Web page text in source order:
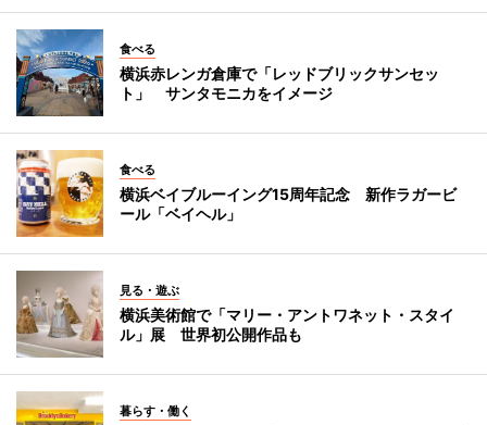
食べる
横浜赤レンガ倉庫で「レッドブリックサンセッ
ト」 サンタモニカをイメージ
食べる
横浜ベイブルーイング15周年記念 新作ラガービ
ール「ベイヘル」
見る・遊ぶ
横浜美術館で「マリー・アントワネット・スタイ
ル」展 世界初公開作品も
暮らす・働く